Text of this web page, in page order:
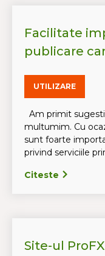
Facilitate
publicare
UTILIZARE
Am primit
multumim. Cu
sunt foarte
privind serviciile
Citeste
Site-ul